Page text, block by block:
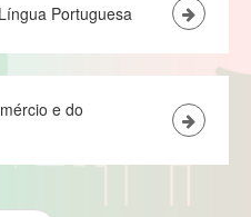
Portuguesa
e do